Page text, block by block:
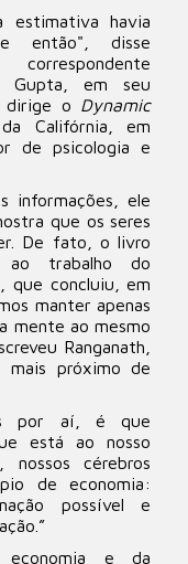
havia
então", disse
Gupta, em seu
dirige o Dynamic
Califórnia, em
de psicologia e
informações, ele
que os seres
De fato, o livro
ao trabalho do
que concluiu, em
manter apenas
mente ao mesmo
Ranganath,
mais próximo de
por aí, é que
está ao nosso
nossos cérebros
de economia:
possível e
e da